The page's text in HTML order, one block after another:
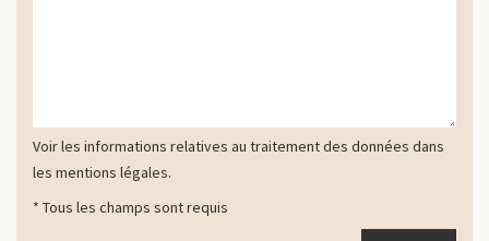
Voir les informations relatives au traitement des données dans
les mentions légales.
* Tous les champs sont requis